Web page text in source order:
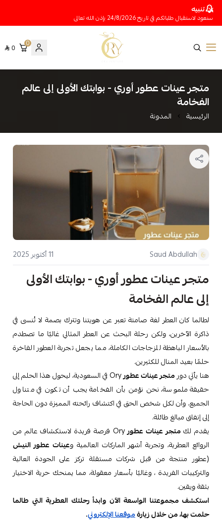
تنبيه
سنعود لاستقبال طلباتكم في تاريخ 24/8/2026 بإذن الله تعالى
متجر عينات عطور أوري
0
0
متجر عينات عطور أوري - بوابتك الأولى إلى عالم
الفخامة
الرئيسية المدونة
Saud Abdullah 11 أكتوبر 2025
متجر عينات عطور أوري - بوابتك الأولى
إلى عالم الفخامة
لطالما كان العطر لغة صامتة تعبر عن هويتنا وتترك بصمة لا تُنسى في
ذاكرة الآخرين، ولكن رحلة البحث عن العطر المثالي غالبًا ما تصطدم
بالأسعار الباهظة للزجاجات الكاملة، مما يجعل تجربة العطور الفاخرة
حلمًا بعيد المنال للكثيرين.
هنا يأتي دور متجر عينات عطور
Ory في السعودية، ليحول هذا الحلم إلى
حقيقة ملموسة، نحن نؤمن بأن الفخامة يجب أن تكون في متناول
الجميع، وأن لكل شخص الحق في اكتشاف رائحته المميزة دون الحاجة
إلى إنفاق مبالغ طائلة.
يقدم لك متجر عينات عطور
Ory فرصة فريدة لاستكشاف عالم من
الروائع العطرية، وتجربة أشهر الماركات العالمية وعينات عطور النيش
(عطور منتجة من قبل شركات مستقلة تركز على الجودة العالية
والتركيبات الفريدة ، وغالبًا بأسعار معقولة، مما يمنحك حرية الاختيار
بثقة ويقين.
استكشف مجموعتنا الواسعة الآن وابدأ رحلتك العطرية التي طالما
حلمت بها، من خلال زيارةموقعنا الإلكتروني.